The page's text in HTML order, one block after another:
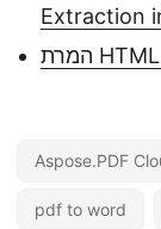
Extraction
Aspose.PDF
pdf to word